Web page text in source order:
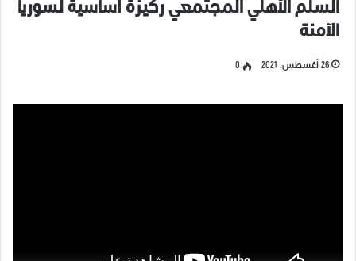
السلم الأهلي المجتمعي ركيزة أساسية لسوريا
الآمنة
26 أغسطس، 2021 0